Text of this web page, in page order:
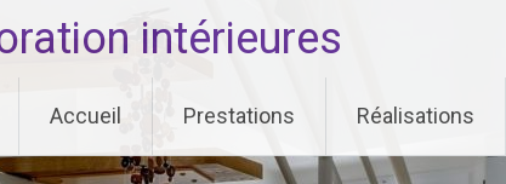
intérieures
Accueil Prestations Réalisations